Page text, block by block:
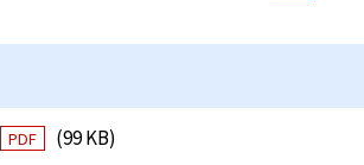
PDF
(99 KB)